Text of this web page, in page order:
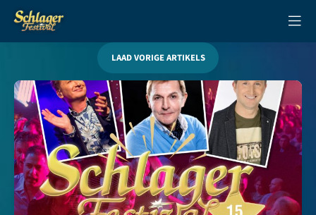
LAAD VORIGE ARTIKELS